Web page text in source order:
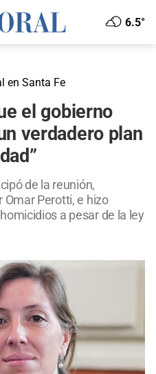
6.5°
en Santa Fe
el gobierno
verdadero plan
de la reunión,
Omar Perotti, e hizo
a pesar de la ley